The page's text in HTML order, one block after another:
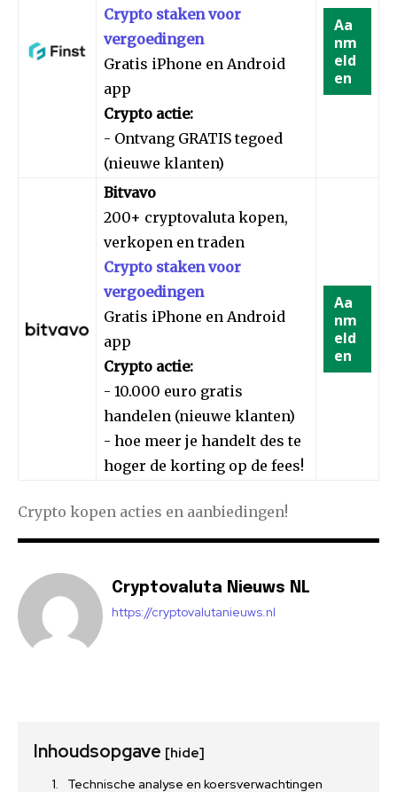
Crypto staken voor
vergoedingen
Gratis iPhone en Android
app
Crypto actie:
- Ontvang GRATIS tegoed
(nieuwe klanten)
Aa
nm
eld
en
Bitvavo
200+ cryptovaluta kopen,
verkopen en traden
Crypto staken voor
vergoedingen
Gratis iPhone en Android
app
Crypto actie:
- 10.000 euro gratis
handelen (nieuwe klanten)
- hoe meer je handelt des te
hoger de korting op de fees!
Aa
nm
eld
en
Crypto kopen acties en aanbiedingen!
Cryptovaluta Nieuws NL
https://cryptovalutanieuws.nl
Inhoudsopgave [hide]
Technische analyse en koersverwachtingen